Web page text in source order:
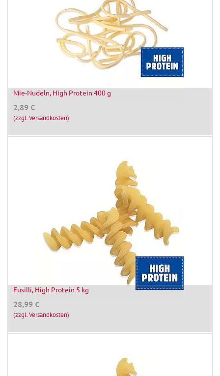
Mie-Nudeln, High Protein 400 g
2,89 €
(zzgl. Versandkosten)
Fusilli, High Protein 5 kg
28,99 €
(zzgl. Versandkosten)